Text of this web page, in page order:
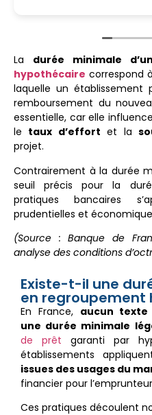
La durée minimale
hypothécaire correspond
laquelle un
remboursement du
essentielle, car elle
le taux d’effort et la
projet.
Contrairement à la durée
seuil précis pour la
pratiques bancaires
prudentielles et
(Source : Banque de
analyse des conditions
Existe-t-il une
en regroupement
En France, aucun texte
une durée minimale
de prêt garanti par
établissements
issues des usages du
financier pour
Ces pratiques découlent